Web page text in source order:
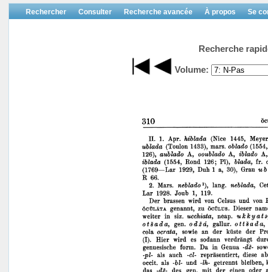
Rechercher Consulter Recherche avancée À propos Se
Recherche
Volume: